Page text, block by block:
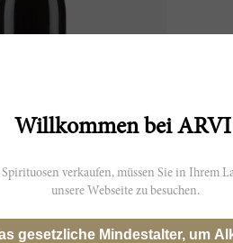
Willkommen bei
verkaufen, müssen Sie in Ihrem
unsere Webseite zu besuchen.
gesetzliche Mindestalter, um